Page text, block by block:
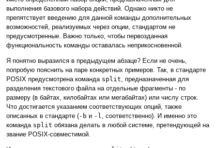
выполнения базового набора действий. Однако никто не
препятствует введению для данной команды дополнительных
возможностей, реализуемых через опции, стандартом не
предусмотренные. Важно только, чтобы первозданная
функциональность команды оставалась неприкосновенной.
Я понятно выразился в предыдущем абзаце? Если не очень,
попробую пояснить на паре конкретных примеров. Так, в стандарте
POSIX предусмотрена команда split, предназначенная для
разделения текстового файла на отдельные фрагменты - по
размеру (в байтах, килобайтах или мегабайтах) или числу строк.
Что достигается указанием соответствующих опций, также
описанных в стандарте (-b и -l, соответственно). И именно это
команда split обязана делать в любой системе, претендующей на
звание POSIX-совместимой.